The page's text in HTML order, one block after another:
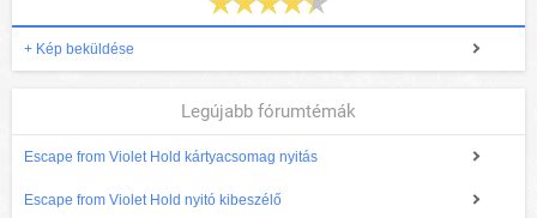
+ Kép beküldése
Legújabb fórumtémák
Escape from Violet Hold kártyacsomag nyitás
Escape from Violet Hold nyitó kibeszélő